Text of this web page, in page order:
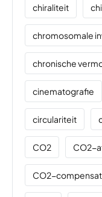
chiraliteit
chromosomale
chronische
cinematografie
circulariteit
CO2 CO2-
CO2-